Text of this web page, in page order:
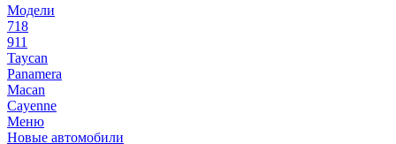
Модели
718
911
Taycan
Panamera
Macan
Cayenne
Меню
Новые автомобили